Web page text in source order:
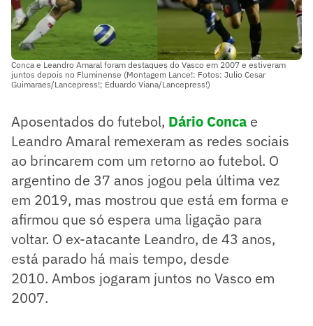
Conca e Leandro Amaral foram destaques do Vasco em 2007 e estiveram
juntos depois no Fluminense (Montagem Lance!: Fotos: Julio Cesar
Guimaraes/Lancepress!; Eduardo Viana/Lancepress!)
Aposentados do futebol, Dário Conca e
Leandro Amaral remexeram as redes sociais
ao brincarem com um retorno ao futebol. O
argentino de 37 anos jogou pela última vez
em 2019, mas mostrou que está em forma e
afirmou que só espera uma ligação para
voltar. O ex-atacante Leandro, de 43 anos,
está parado há mais tempo, desde
2010. Ambos jogaram juntos no Vasco em
2007.